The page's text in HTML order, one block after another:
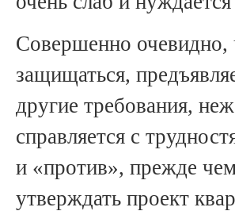
Совершенно очевидно,
защищаться,
другие требования,
справляется с
и «против», прежде
утверждать проект